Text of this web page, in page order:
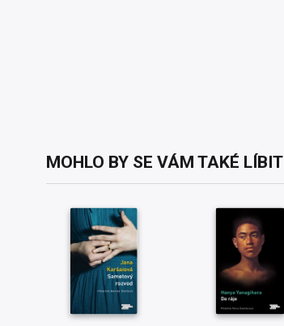
MOHLO BY SE VÁM TAKÉ LÍBIT